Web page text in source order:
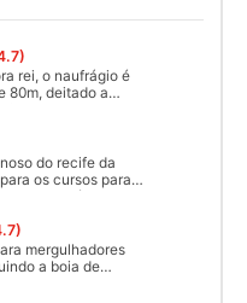
rei, o naufrágio é
80m, deitado a
do recife da
os cursos para
se também para
profundidade.
mergulhadores
a boia de